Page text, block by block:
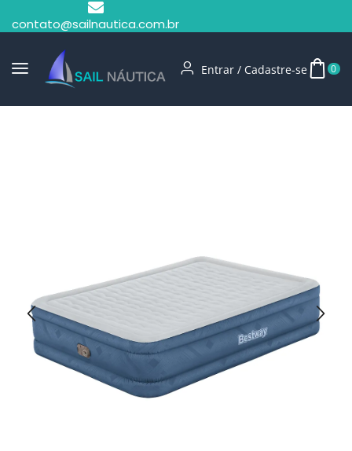
contato@sailnautica.com.br
Entrar / Cadastre-se 0